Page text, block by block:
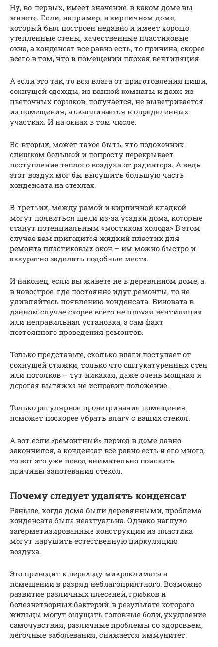
Ну, во-первых, имеет значение, в каком доме вы
живете. Если, например, в кирпичном доме,
который был построен недавно и имеет хорошо
утепленные стены, качественные пластиковые
окна, а конденсат все равно есть, то причина, скорее
всего в том, что в помещении плохая вентиляция.
А если это так, то вся влага от приготовления пищи,
сохнущей одежды, из ванной комнаты и даже из
цветочных горшков, получается, не выветривается
из помещения, а скапливается в определенных
участках. И на окнах в том числе.
Во-вторых, может такое быть, что подоконник
слишком большой и попросту перекрывает
поступление теплого воздуха от радиатора. А ведь
этот воздух мог бы высушить большую часть
конденсата на стеклах.
В-третьих, между рамой и кирпичной кладкой
могут появиться щели из-за усадки дома, которые
станут потенциальным «мостиком холода» В этом
случае вам пригодится жидкий пластик для
ремонта пластиковых окон – им можно быстро и
аккуратно заделать подобные места.
И наконец, если вы живете не в деревянном доме, а
в новострое, где постоянно идут ремонты, то не
удивляйтесь появлению конденсата. Виновата в
данном случае скорее всего не плохая вентиляция
или неправильная установка, а сам факт
постоянного проведения ремонтов.
Только представьте, сколько влаги поступает от
сохнущей стяжки, только что оштукатуренных стен
или потолков – тут никакая, даже очень мощная и
дорогая вытяжка не исправит положение.
Только регулярное проветривание помещения
поможет поскорее убрать влагу с ваших стекол.
А вот если «ремонтный» период в доме давно
закончился, а конденсат все равно есть и его много,
то вот это уже повод внимательно поискать
причины запотевания стекол.
Почему следует удалять конденсат
Раньше, когда дома были деревянными, проблема
конденсата была неактуальна. Однако наглухо
загерметизированные конструкции из пластика
могут нарушить естественную циркуляцию
воздуха.
Это приводит к переходу микроклимата в
помещении в разряд неблагоприятного. Возможно
развитие различных плесеней, грибков и
болезнетворных бактерий, в результате которого
жильцы могут ощущать головные боли, ухудшение
самочувствия, различные проблемы со здоровьем,
легочные заболевания, снижается иммунитет.